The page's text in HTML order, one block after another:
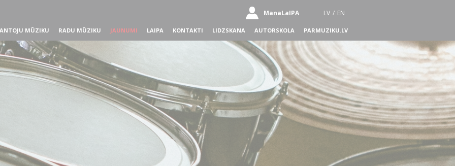
ManaLaIPA LV / EN
MŪZIKU RADU MŪZIKU JAUNUMI LAIPA KONTAKTI LIDZSKANA AUTORSKOLA PARMUZIKU.LV